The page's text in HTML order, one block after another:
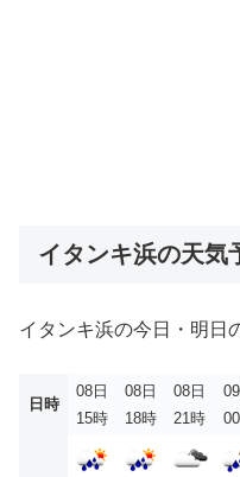
イタンキ浜の天気
イタンキ浜の今日・明日
日時
08日
15時
08日
18時
08日
21時